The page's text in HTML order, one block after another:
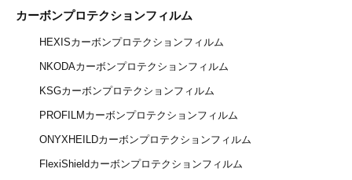
カーボンプロテクションフィルム
HEXISカーボンプロテクションフィルム
NKODAカーボンプロテクションフィルム
KSGカーボンプロテクションフィルム
PROFILMカーボンプロテクションフィルム
ONYXHEILDカーボンプロテクションフィルム
FlexiShieldカーボンプロテクションフィルム